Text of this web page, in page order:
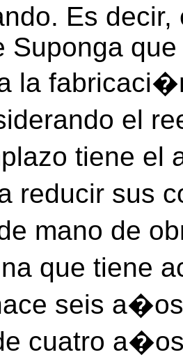
Es
Suponga
la
el
tiene
reducir sus
mano de
que tiene
seis
cuatro